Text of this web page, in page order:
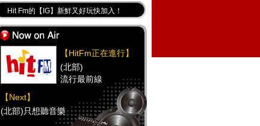
Hit Fm的【IG】新鮮又好玩快加入！
Hit Fm【FB臉書粉絲團】等你加入！
最專業《DJ推薦》好音樂千萬別錯過！
好康報報 最新優惠訊息都在這！
【HitFm正在進行】
(北部)
流行最前線
【Next】
(北部)只想聽音樂